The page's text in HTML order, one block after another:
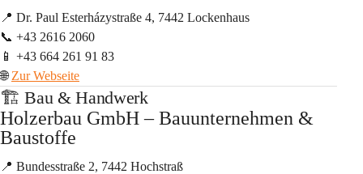
📍 Dr. Paul Esterházystraße 4, 7442 Lockenhaus
📞 +43 2616 2060
📱 +43 664 261 91 83
🌐 Zur Webseite
🏗️ Bau & Handwerk
Holzerbau GmbH – Bauunternehmen &
Baustoffe
📍 Bundesstraße 2, 7442 Hochstraß